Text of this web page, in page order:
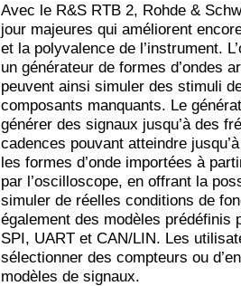
Avec le R&S RTB 2, Rohde &
jour majeures qui améliorent
et la polyvalence de l’instrument.
un générateur de formes d’ondes
peuvent ainsi simuler des stimuli
composants manquants. Le
générer des signaux jusqu’à des
cadences pouvant atteindre
les formes d’onde importées à
par l’oscilloscope, en offrant la
simuler de réelles conditions de
également des modèles prédéfinis
SPI, UART et CAN/LIN. Les
sélectionner des compteurs ou
modèles de signaux.